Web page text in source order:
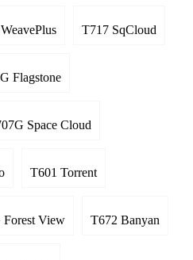
T717 SqCloud
Flagstone
Space Cloud
T601 Torrent
Forest View T672 Banyan